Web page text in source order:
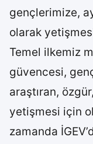
gençlerimize,
olarak
Temel ilkemiz
güvencesi,
araştıran,
yetişmesi için
zamanda